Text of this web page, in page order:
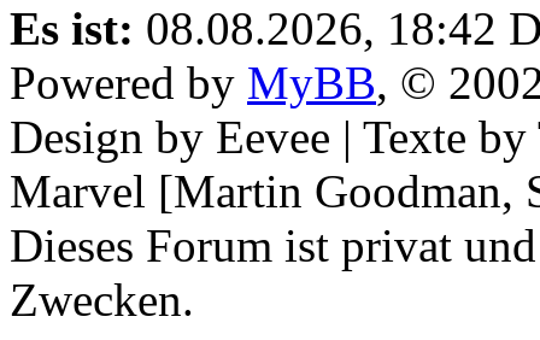
Es ist: 08.08.2026, 18:42
Powered by MyBB, ©
Design by Eevee | Texte
Marvel [Martin Goodman,
Dieses Forum ist privat
Zwecken.